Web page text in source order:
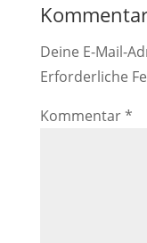
Deine E-Mail-
Erforderliche
Kommentar*